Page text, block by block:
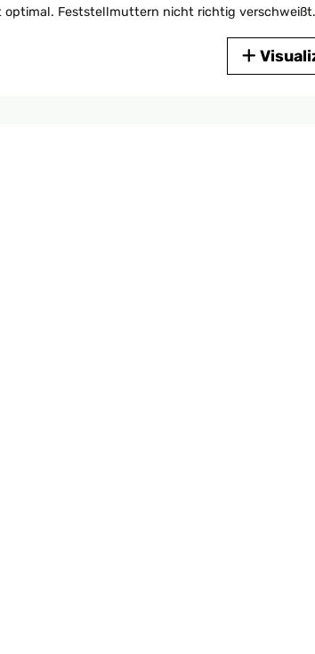
optimal. Feststellmuttern nicht richtig verschweißt.
grande,si può cucinare per un bel po di persone,la